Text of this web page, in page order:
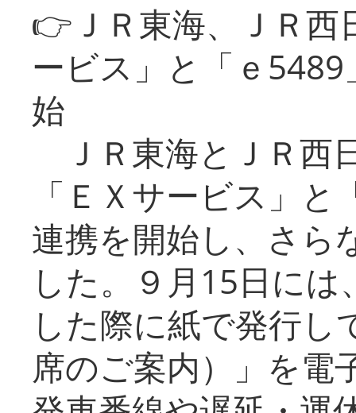
👉ＪＲ東海、ＪＲ
ービス」と「ｅ
始
ＪＲ東海とＪＲ西
「ＥＸサービス」
連携を開始し、さら
した。９月15日に
した際に紙で発行し
席のご案内）」を電